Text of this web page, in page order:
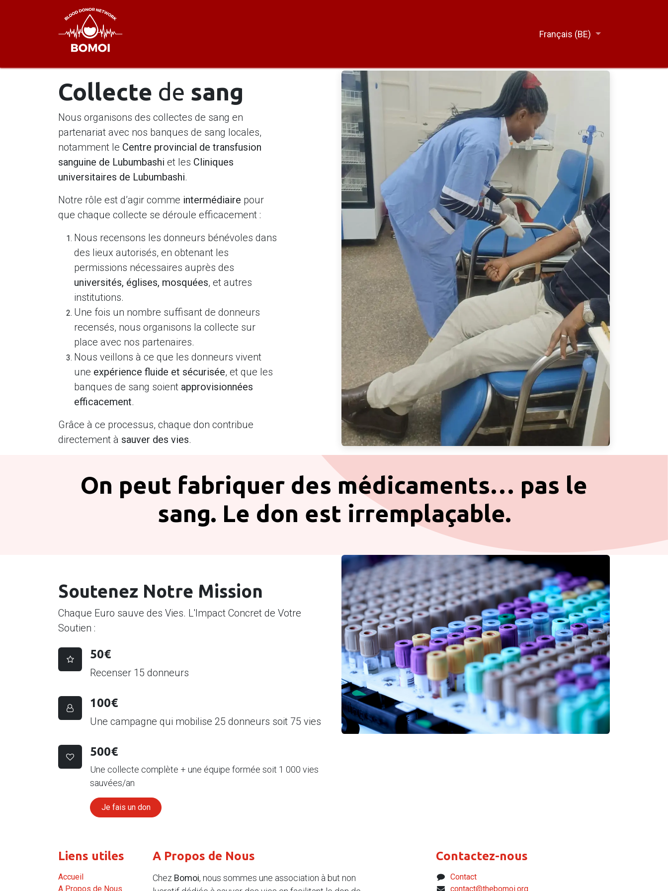
Français (BE)
Collecte de sang
Nous organisons des collectes de sang en
partenariat avec nos banques de sang locales,
notamment le Centre provincial de transfusion
sanguine de Lubumbashi et les Cliniques
universitaires de Lubumbashi.
Notre rôle est d’agir comme intermédiaire pour
que chaque collecte se déroule efficacement :
Nous recensons les donneurs bénévoles dans
des lieux autorisés, en obtenant les
permissions nécessaires auprès des
universités, églises, mosquées, et autres
institutions.
Une fois un nombre suffisant de donneurs
recensés, nous organisons la collecte sur
place avec nos partenaires.
Nous veillons à ce que les donneurs vivent
une expérience fluide et sécurisée, et que les
banques de sang soient approvisionnées
efficacement.
Grâce à ce processus, chaque don contribue
directement à sauver des vies.
On peut fabriquer des médicaments… pas le
sang. Le don est irremplaçable.
Soutenez Notre Mission
Chaque Euro sauve des Vies. L'Impact Concret de Votre
Soutien :
50€
Recenser 15 donneurs
100€
Une campagne qui mobilise 25 donneurs soit 75 vies
500€
Une collecte complète + une équipe formée soit 1 000 vies
sauvées/an
Je fais un don
Liens utiles
Accueil
A Propos de Nous
A Propos de Nous
Chez Bomoi, nous sommes une association à but non
Contactez-nous
Contact
contact@thebomoi.org